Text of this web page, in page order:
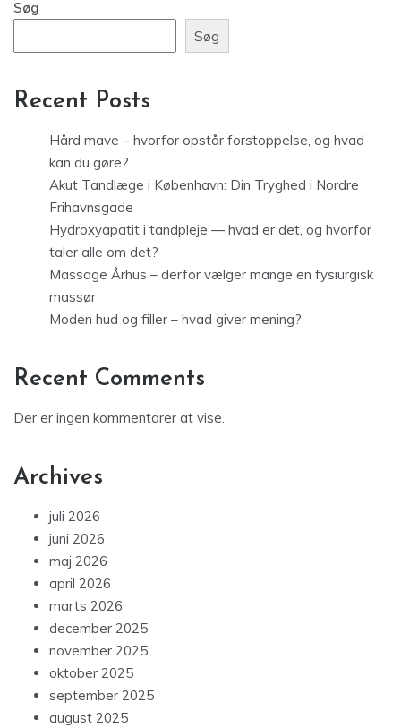
Søg
Søg
Recent Posts
Hård mave – hvorfor opstår forstoppelse, og hvad
kan du gøre?
Akut Tandlæge i København: Din Tryghed i Nordre
Frihavnsgade
Hydroxyapatit i tandpleje — hvad er det, og hvorfor
taler alle om det?
Massage Århus – derfor vælger mange en fysiurgisk
massør
Moden hud og filler – hvad giver mening?
Recent Comments
Der er ingen kommentarer at vise.
Archives
juli 2026
juni 2026
maj 2026
april 2026
marts 2026
december 2025
november 2025
oktober 2025
september 2025
august 2025